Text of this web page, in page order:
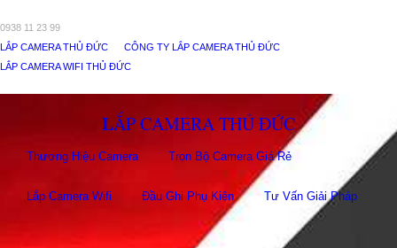
0938 11 23 99
LẮP CAMERA THỦ ĐỨC
CÔNG TY LẮP CAMERA THỦ ĐỨC
LẮP CAMERA WIFI THỦ ĐỨC
LẮP CAMERA THỦ ĐỨC
Thương Hiệu Camera Trọn Bộ Camera Giá Rẻ
Lắp Camera Wifi Đầu Ghi Phụ Kiên Tư Vấn Giải Pháp